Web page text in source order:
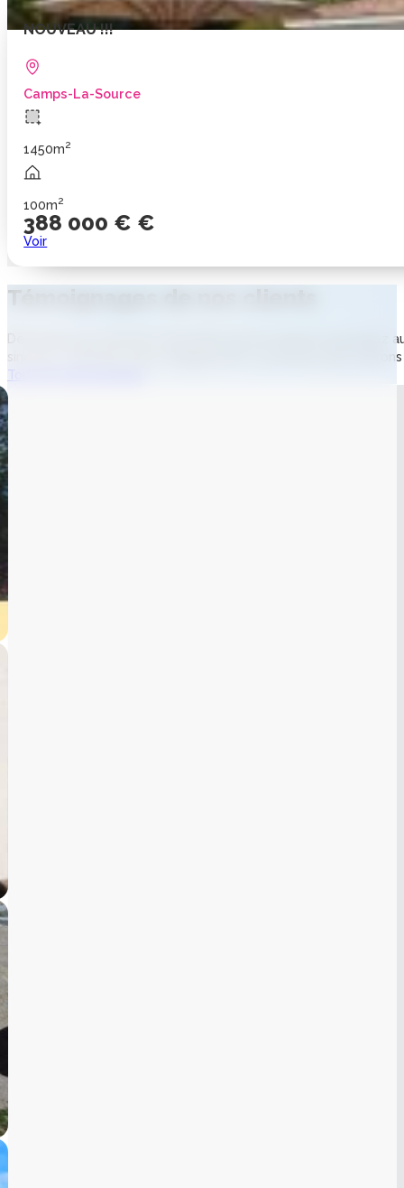
NOUVEAU !!!
Camps-La-Source
1450m2
100m2
388 000 € €
Voir
Témoignages
Découvrez les histoires inspirantes de nos clients et plongez
sincères, reflétant notre engagement à construire des
Tous les témoignages